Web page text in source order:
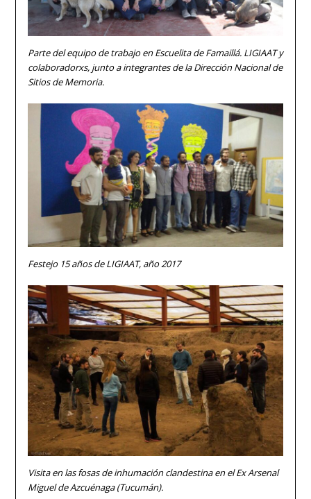
Parte del equipo de trabajo en Escuelita de Famaillá. LIGIAAT y
colaboradorxs, junto a integrantes de la Dirección Nacional de
Sitios de Memoria.
Festejo 15 años de LIGIAAT, año 2017
Visita en las fosas de inhumación clandestina en el Ex Arsenal
Miguel de Azcuénaga (Tucumán).